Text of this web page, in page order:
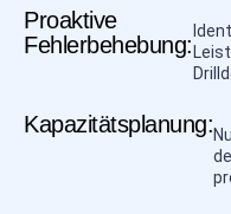
Proaktive
Fehlerbehebung:
Kapazitätsplanung: